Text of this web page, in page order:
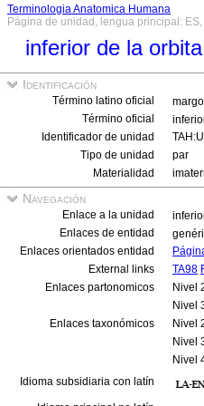
Terminologia Anatomica Humana
Página de unidad, lengua principal:
inferior de la
Identificación
Término latino oficial
Término oficial
Identificador de unidad
Tipo de unidad
par
Materialidad
Navegación
Enlace a la unidad
Enlaces de entidad
Enlaces orientados entidad
External links
TA98
Enlaces partonomicos
Nivel
Nivel
Enlaces taxonómicos
Nivel
Nivel
Nivel
Idioma subsidiaria con latín